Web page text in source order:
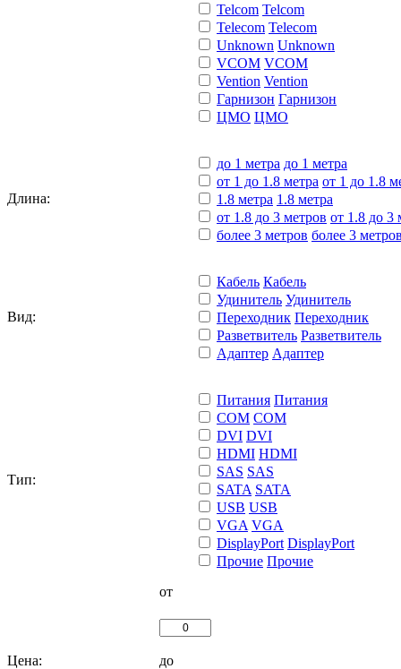
Telcom Telcom
Telecom Telecom
Unknown Unknown
VCOM VCOM
Vention Vention
Гарнизон Гарнизон
ЦМО ЦМО
Длина:
до 1 метра до 1 метра
от 1 до 1.8 метра от 1 до 1.8
1.8 метра 1.8 метра
от 1.8 до 3 метров от 1.8 до 3
более 3 метров более 3
Вид:
Кабель Кабель
Удинитель Удинитель
Переходник Переходник
Разветвитель Разветвитель
Адаптер Адаптер
Тип:
Питания Питания
COM COM
DVI DVI
HDMI HDMI
SAS SAS
SATA SATA
USB USB
VGA VGA
DisplayPort DisplayPort
Прочие Прочие
Цена:
от
до